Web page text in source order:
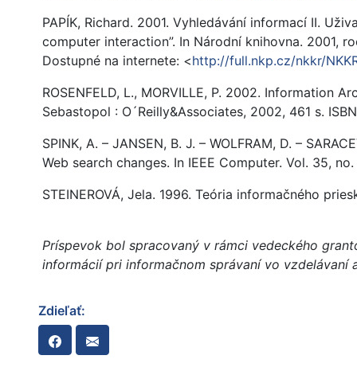
PAPÍK, Richard. 2001. Vyhledávání informací II.
computer interaction”. In Národní knihovna. 2001,
Dostupné na internete: <http://full.nkp.cz/nkkr/
ROSENFELD, L., MORVILLE, P. 2002. Information
Sebastopol : O´Reilly&Associates, 2002, 461 s.
SPINK, A. – JANSEN, B. J. – WOLFRAM, D. –
Web search changes. In IEEE Computer. Vol. 35,
STEINEROVÁ, Jela. 1996. Teória informačného
Príspevok bol spracovaný v rámci vedeckého
informácií pri informačnom správaní vo vzdelávaní
Zdieľať: